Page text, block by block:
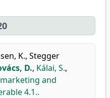
K., Stegger
D., Kálai, S.,
and
4.1..